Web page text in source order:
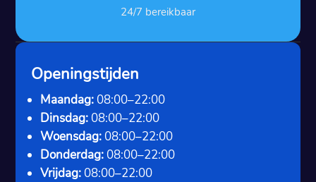
24/7 bereikbaar
Openingstijden
Maandag: 08:00–22:00
Dinsdag: 08:00–22:00
Woensdag: 08:00–22:00
Donderdag: 08:00–22:00
Vrijdag: 08:00–22:00